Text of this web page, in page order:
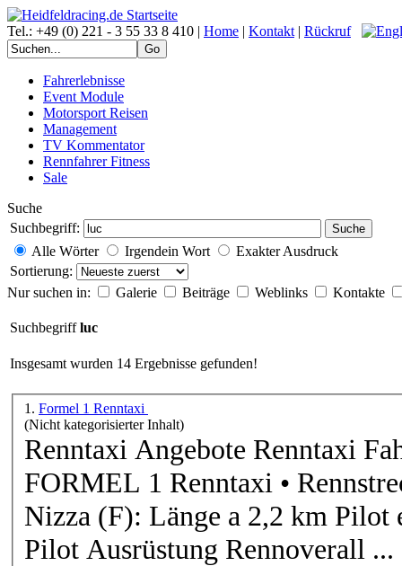
Tel.: +49 (0) 221 - 3 55 33 8 410 | Home | Kontakt | Rückruf
Fahrerlebnisse
Event Module
Motorsport Reisen
Management
TV Kommentator
Rennfahrer Fitness
Sale
Suche
Suchbegriff:
Suche
Alle Wörter Irgendein Wort
Exakter Ausdruck
Sortierung:
Nur suchen in:
Galerie Beiträge Weblinks Kontakte
Suchbegriffluc
Insgesamt wurden 14 Ergebnisse gefunden!
1. Formel 1 Renntaxi
(Nicht kategorisierter Inhalt)
Renntaxi Angebote Renntaxi Fahrleistung 2 Runden im
FORMEL 1 Renntaxi •
Nizza (F): Länge a 2,2 km Pilot erfahrener Formel 1 Renntaxi
Pilot Ausrüstung Rennoverall ...